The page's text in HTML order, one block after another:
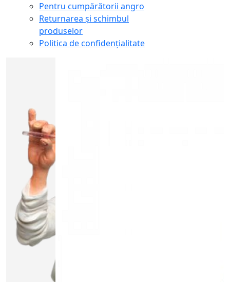
Pentru cumpărătorii angro
Returnarea și schimbul
produselor
Politica de confidențialitate